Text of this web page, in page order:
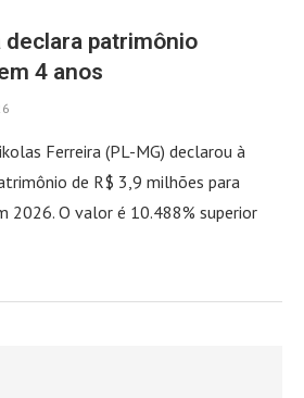
declara patrimônio
4 anos
Ferreira (PL-MG) declarou à
de R$ 3,9 milhões para
2026. O valor é 10.488% superior